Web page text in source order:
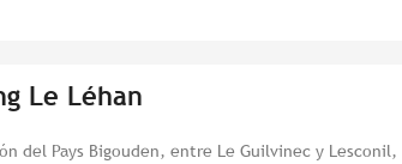
Le Léhan
del Pays Bigouden, entre Le Guilvinec y Lesconil,